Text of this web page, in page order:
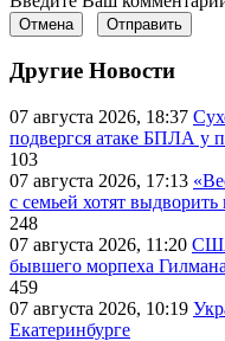
Отмена Отправить
Другие Новости
07 августа 2026, 18:37
подвергся атаке БПЛА у
103
07 августа 2026, 17:13
с семьей хотят
248
07 августа 2026, 11:20
бывшего морпеха
459
07 августа 2026, 10:19
Екатеринбурге